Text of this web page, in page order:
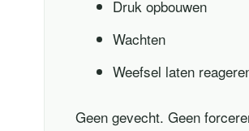
Druk opbouwen
Wachten
Weefsel laten
Geen gevecht. Geen